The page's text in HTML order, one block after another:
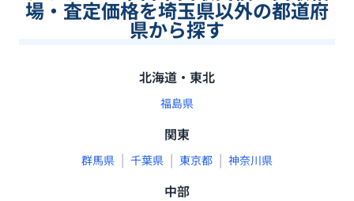
場・査定価格を埼玉県以外の都道府
県から探す
北海道・東北
福島県
関東
群馬県 | 千葉県 | 東京都 | 神奈川県
中部